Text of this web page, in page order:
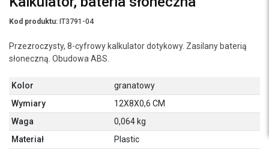
Kod produktu: IT3791-04
Przezroczysty, 8-cyfrowy kalkulator dotykowy. Zasilany baterią
słoneczną. Obudowa ABS.
Kolor
granatowy
Wymiary
12X8X0,6 CM
Waga
0,064 kg
Materiał
Plastic